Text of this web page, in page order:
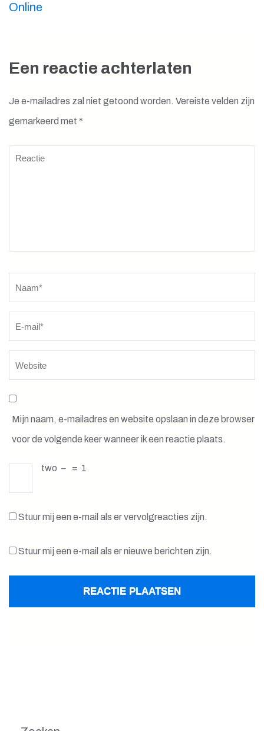
Online
Een reactie achterlaten
Je e-mailadres zal niet getoond worden. Vereiste velden zijn
gemarkeerd met *
Reactie
Mijn naam, e-mailadres en website opslaan in deze browser
voor de volgende keer wanneer ik een reactie plaats.
two − = 1
Stuur mij een e-mail als er vervolgreacties zijn.
Stuur mij een e-mail als er nieuwe berichten zijn.